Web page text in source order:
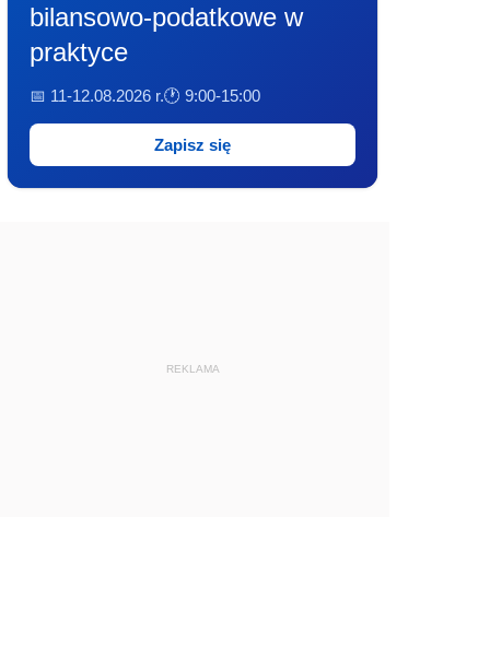
bilansowo-podatkowe w
praktyce
📅 11-12.08.2026 r.🕐 9:00-15:00
Zapisz się
REKLAMA